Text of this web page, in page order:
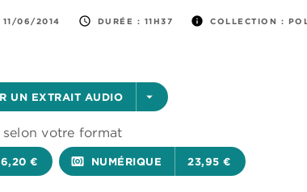
11/06/2014 access_time DURÉE : 11H37 info COLLECTION :
UN EXTRAIT AUDIO arrow_drop_down
votre format
€ surround_sound NUMÉRIQUE 23,95 €